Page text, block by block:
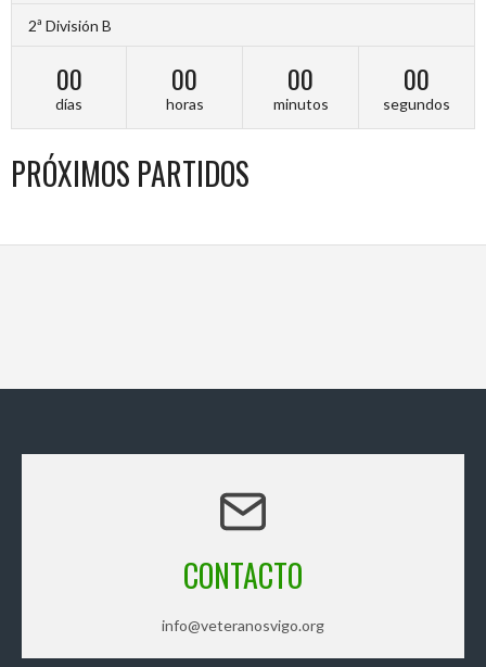
2ª División B
00
días
00
horas
00
minutos
00
segundos
PRÓXIMOS PARTIDOS
CONTACTO
info@veteranosvigo.org